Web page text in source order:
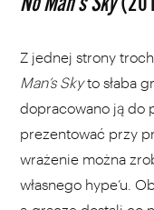
Z jednej strony
Man’s Skyto słaba
dopracowano ją do
prezentować przy
wrażenie można
własnego hype’u.